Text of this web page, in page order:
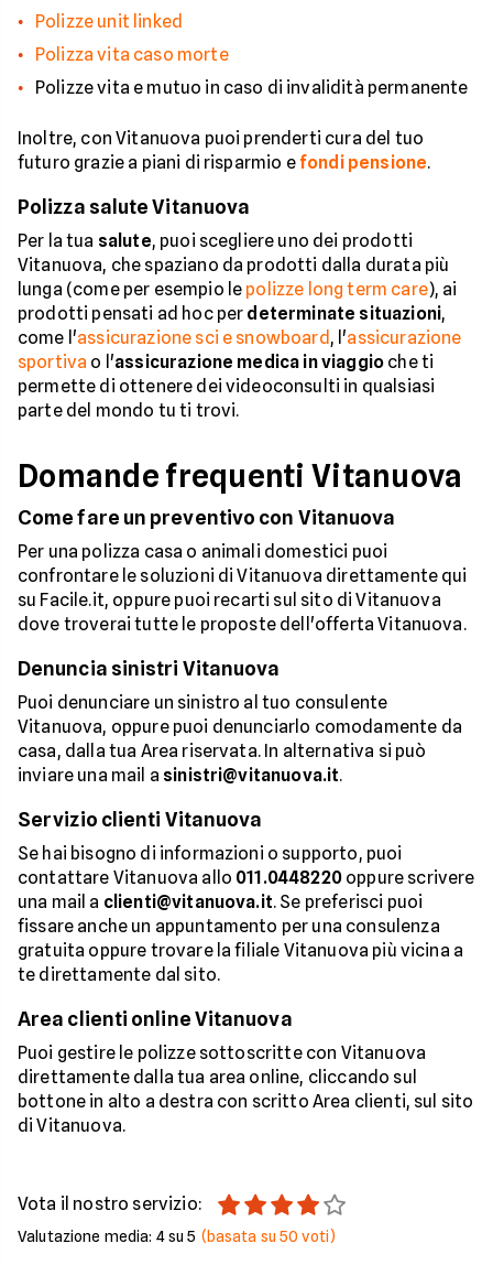
Polizze unit linked
Polizza vita caso morte
Polizze vita e mutuo in caso di invalidità permanente
Inoltre, con Vitanuova puoi prenderti cura del tuo
futuro grazie a piani di risparmio efondi pensione.
Polizza salute Vitanuova
Per la tua salute, puoi scegliere uno dei prodotti
Vitanuova, che spaziano da prodotti dalla durata più
lunga (come per esempio le polizze long term care), ai
prodotti pensati ad hoc per determinate situazioni,
come l'assicurazione sci e snowboard , l'assicurazione
sportiva o l'assicurazione medica in viaggio che ti
permette di ottenere dei videoconsulti in qualsiasi
parte del mondo tu ti trovi.
Domande frequenti Vitanuova
Come fare un preventivo con Vitanuova
Per una polizza casa o animali domestici puoi
confrontare le soluzioni di Vitanuova direttamente qui
su Facile.it, oppure puoi recarti sul sito di Vitanuova
dove troverai tutte le proposte dell'offerta Vitanuova.
Denuncia sinistri Vitanuova
Puoi denunciare un sinistro al tuo consulente
Vitanuova, oppure puoi denunciarlo comodamente da
casa, dalla tua Area riservata. In alternativa si può
inviare una mail a sinistri@vitanuova.it.
Servizio clienti Vitanuova
Se hai bisogno di informazioni o supporto, puoi
contattare Vitanuova allo 011.0448220oppure scrivere
una mail a clienti@vitanuova.it. Se preferisci puoi
fissare anche un appuntamento per una consulenza
gratuita oppure trovare la filiale Vitanuova più vicina a
te direttamente dal sito.
Area clienti online Vitanuova
Puoi gestire le polizze sottoscritte con Vitanuova
direttamente dalla tua area online, cliccando sul
bottone in alto a destra con scritto Area clienti, sul sito
di Vitanuova.
Vota il nostro servizio:
Valutazione media: 4su 5 (basata su50 voti)